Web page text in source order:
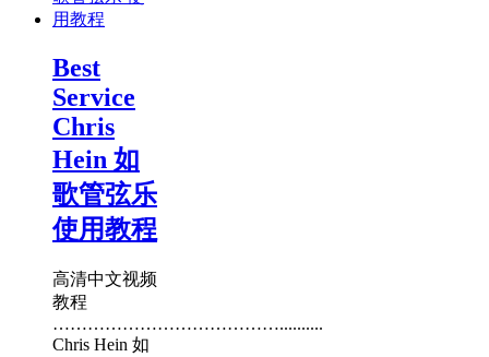
Best
Service
Chris
Hein 如
歌管弦乐
使用教程
高清中文视频
教程
…………………………………..........
Chris Hein 如